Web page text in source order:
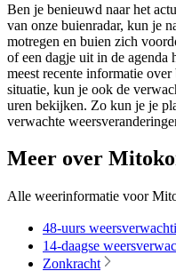
Ben je benieuwd naar het
van onze buienradar, kun je
motregen en buien zich
of een dagje uit in de agenda
meest recente informatie
situatie, kun je ook de
uren bekijken. Zo kun je je
verwachte
Meer over
Alle weerinformatie voor
48-uurs
14-daagse
Zonkracht